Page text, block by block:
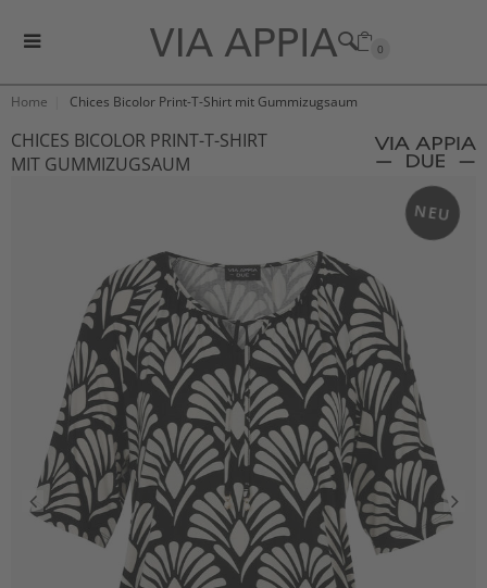
0
Home Chices Bicolor Print-T-Shirt mit Gummizugsaum
CHICES BICOLOR PRINT-T-SHIRT
MIT GUMMIZUGSAUM
NEU